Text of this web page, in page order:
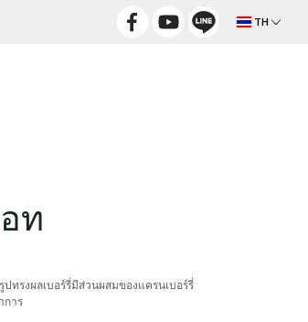
TH
ท
ทรงผลเบอร์รี่มีส่วนผสมของแครนเบอร์รี่
การ